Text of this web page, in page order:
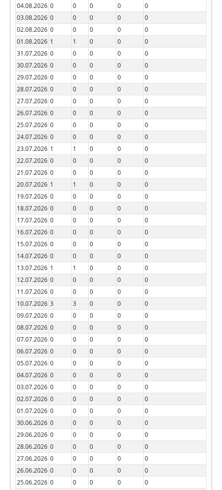
04.08.2026 0 0 0 0
0
03.08.2026 0 0 0 0
0
02.08.2026 0 0 0 0
0
01.08.2026 1 1 0 0
0
31.07.2026 0 0 0 0
0
30.07.2026 0 0 0 0
0
29.07.2026 0 0 0 0
0
28.07.2026 0 0 0 0
0
27.07.2026 0 0 0 0
0
26.07.2026 0 0 0 0
0
25.07.2026 0 0 0 0
0
24.07.2026 0 0 0 0
0
23.07.2026 1 1 0 0
0
22.07.2026 0 0 0 0
0
21.07.2026 0 0 0 0
0
20.07.2026 1 1 0 0
0
19.07.2026 0 0 0 0
0
18.07.2026 0 0 0 0
0
17.07.2026 0 0 0 0
0
16.07.2026 0 0 0 0
0
15.07.2026 0 0 0 0
0
14.07.2026 0 0 0 0
0
13.07.2026 1 1 0 0
0
12.07.2026 0 0 0 0
0
11.07.2026 0 0 0 0
0
10.07.2026 3 3 0 0
0
09.07.2026 0 0 0 0
0
08.07.2026 0 0 0 0
0
07.07.2026 0 0 0 0
0
06.07.2026 0 0 0 0
0
05.07.2026 0 0 0 0
0
04.07.2026 0 0 0 0
0
03.07.2026 0 0 0 0
0
02.07.2026 0 0 0 0
0
01.07.2026 0 0 0 0
0
30.06.2026 0 0 0 0
0
29.06.2026 0 0 0 0
0
28.06.2026 0 0 0 0
0
27.06.2026 0 0 0 0
0
26.06.2026 0 0 0 0
0
25.06.2026 0 0 0 0
0